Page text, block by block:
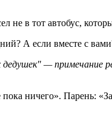
в тот автобус,
А если вместе с
— примечание
ничего». Парень: